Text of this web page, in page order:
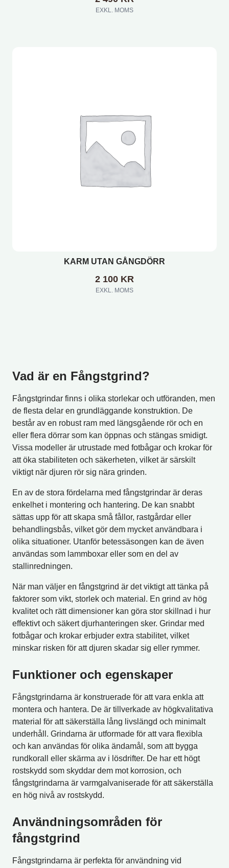
EXKL. MOMS
KARM UTAN GÅNGDÖRR
2 100 KR
EXKL. MOMS
Vad är en Fångstgrind?
Fångstgrindar finns i olika storlekar och utföranden, men
de flesta delar en grundläggande konstruktion. De
består av en robust ram med längsgående rör och en
eller flera dörrar som kan öppnas och stängas smidigt.
Vissa modeller är utrustade med fotbågar och krokar för
att öka stabiliteten och säkerheten, vilket är särskilt
viktigt när djuren rör sig nära grinden.
En av de stora fördelarna med fångstgrindar är deras
enkelhet i montering och hantering. De kan snabbt
sättas upp för att skapa små fållor, rastgårdar eller
behandlingsbås, vilket gör dem mycket användbara i
olika situationer. Utanför betessäsongen kan de även
användas som lammboxar eller som en del av
stallinredningen.
När man väljer en fångstgrind är det viktigt att tänka på
faktorer som vikt, storlek och material. En grind av hög
kvalitet och rätt dimensioner kan göra stor skillnad i hur
effektivt och säkert djurhanteringen sker. Grindar med
fotbågar och krokar erbjuder extra stabilitet, vilket
minskar risken för att djuren skadar sig eller rymmer.
Funktioner och egenskaper
Fångstgrindarna är konstruerade för att vara enkla att
montera och hantera. De är tillverkade av högkvalitativa
material för att säkerställa lång livslängd och minimalt
underhåll. Grindarna är utformade för att vara flexibla
och kan användas för olika ändamål, som att bygga
rundkorall eller skärma av i lösdrifter. De har ett högt
rostskydd som skyddar dem mot korrosion, och
fångstgrindarna är varmgalvaniserade för att säkerställa
en hög nivå av rostskydd.
Användningsområden för
fångstgrind
Fångstgrindarna är perfekta för användning vid